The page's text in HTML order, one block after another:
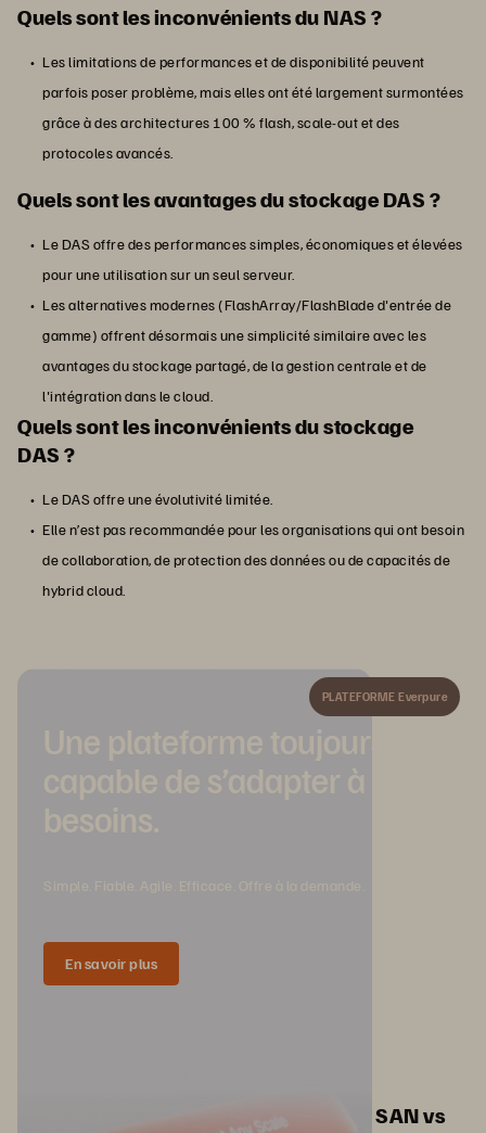
Quels sont les inconvénients du NAS ?
Les limitations de performances et de disponibilité peuvent
parfois poser problème, mais elles ont été largement surmontées
grâce à des architectures 100 % flash, scale-out et des
protocoles avancés.
Quels sont les avantages du stockage DAS ?
Le DAS offre des performances simples, économiques et élevées
pour une utilisation sur un seul serveur.
Les alternatives modernes (FlashArray/FlashBlade d'entrée de
gamme) offrent désormais une simplicité similaire avec les
avantages du stockage partagé, de la gestion centrale et de
l'intégration dans le cloud.
Quels sont les inconvénients du stockage
DAS ?
Le DAS offre une évolutivité limitée.
Elle n’est pas recommandée pour les organisations qui ont besoin
de collaboration, de protection des données ou de capacités de
hybrid cloud.
PLATEFORME Everpure
Une plateforme toujours
capable de s’adapter à vos
besoins.
Simple. Fiable. Agile. Efficace. Offre à la demande.
En savoir plus
quel est le meilleur système ? NAS vs SAN vs